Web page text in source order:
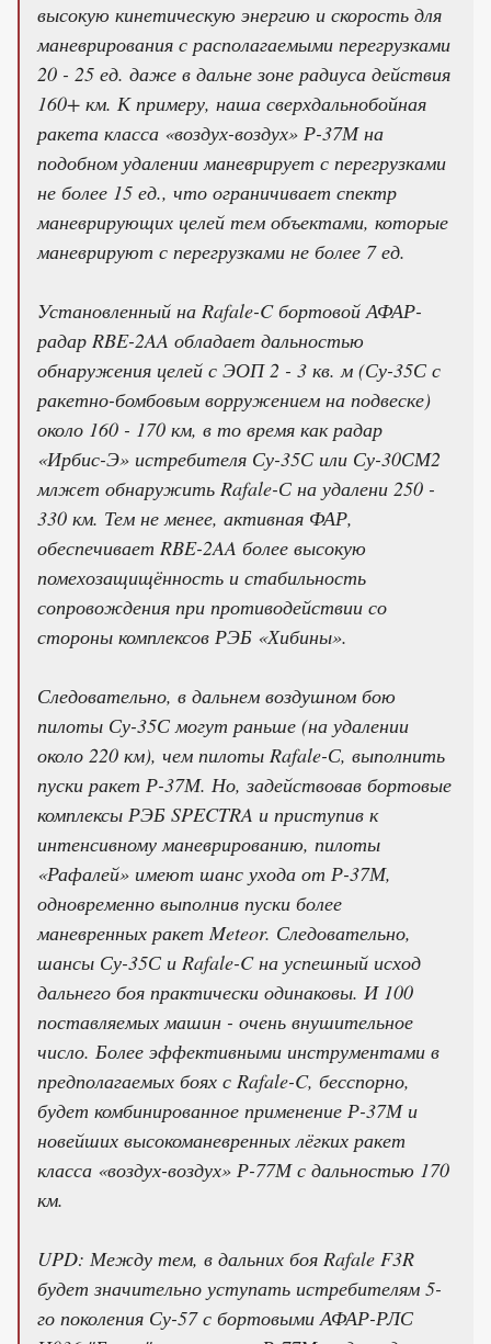
высокую кинетическую энергию и скорость для
маневрирования с располагаемыми перегрузками
20 - 25 ед. даже в дальне зоне радиуса действия
160+ км. К примеру, наша сверхдальнобойная
ракета класса «воздух-воздух» Р-37М на
подобном удалении маневрирует с перегрузками
не более 15 ед., что ограничивает спектр
маневрирующих целей тем объектами, которые
маневрируют с перегрузками не более 7 ед.
Установленный на Rafale-C бортовой АФАР-
радар RBE-2AA обладает дальностью
обнаружения целей с ЭОП 2 - 3 кв. м (Су-35С с
ракетно-бомбовым ворружением на подвеске)
около 160 - 170 км, в то время как радар
«Ирбис-Э» истребителя Су-35С или Су-30СМ2
млжет обнаружить Rafale-С на удалени 250 -
330 км. Тем не менее, активная ФАР,
обеспечивает RBE-2AA более высокую
помехозащищённость и стабильность
сопровождения при противодействии со
стороны комплексов РЭБ «Хибины».
Следовательно, в дальнем воздушном бою
пилоты Су-35С могут раньше (на удалении
около 220 км), чем пилоты Rafale-С, выполнить
пуски ракет Р-37М. Но, задействовав бортовые
комплексы РЭБ SPECTRA и приступив к
интенсивному маневрированию, пилоты
«Рафалей» имеют шанс ухода от Р-37М,
одновременно выполнив пуски более
маневренных ракет Meteor. Следовательно,
шансы Су-35С и Rafale-C на успешный исход
дальнего боя практически одинаковы. И 100
поставляемых машин - очень внушительное
число. Более эффективными инструментами в
предполагаемых боях с Rafale-C, бесспорно,
будет комбинированное применение Р-37М и
новейших высокоманевренных лёгких ракет
класса «воздух-воздух» Р-77М с дальностью 170
км.
UPD: Между тем, в дальних боя Rafale F3R
будет значительно уступать истребителям 5-
го поколения Су-57 с бортовыми АФАР-РЛС